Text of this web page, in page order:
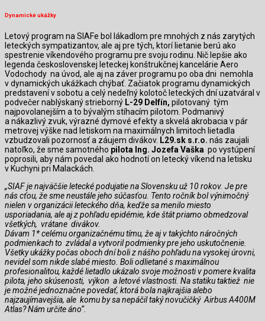
Dynamické ukážky
Letový program na SIAFe bol lákadlom pre mnohých z nás zarytých
leteckých sympatizantov, ale aj pre tých, ktorí lietanie berú ako
spestrenie víkendového programu pre svoju rodinu. Nič lepšie ako
legenda československej leteckej konštrukčnej kancelárie Aero
Vodochody na úvod, ale aj na záver programu po oba dni nemohla
v dynamických ukážkach chýbať. Začiatok programu dynamických
predstavení v sobotu a celý nedeľný kolotoč leteckých dní uzatváral v
podvečer nablýskaný strieborný L-29 Delfín, pilotovaný tým
najpovolanejším a to bývalým stíhacím pilotom. Podmanivý
a nákazlivý zvuk, výrazné dymové efekty a skvelá akrobacia v pár
metrovej výške nad letiskom na maximálnych limitoch lietadla
vzbudzovali pozornosť a záujem divákov. L29.sk s.r.o. nás zaujali
natoľko, že sme samotného pilota Ing. Jozefa Vaška po vystúpení
poprosili, aby nám povedal ako hodnotí on letecký víkend na letisku
v Kuchyni pri Malackách.
„SIAF je najväčšie letecké podujatie na Slovensku už 10 rokov. Je pre
nás cťou, že sme neustále jeho súčasťou. Tento ročník bol výnimočný
nielen v organizácii leteckého dňa, keďže sa menilo miesto
usporiadania, ale aj z pohľadu epidémie, kde štát priamo obmedzoval
všetkých, vrátane divákov.
Dávam 1* celému organizačnému tímu, že aj v takýchto náročných
podmienkach to zvládal a vytvoril podmienky pre jeho uskutočnenie.
Všetky ukážky počas oboch dní boli z nášho pohľadu na vysokej úrovni,
nevidel som nikde slabé miesto. Boli odlietané s maximálnou
profesionalitou, každé lietadlo ukázalo svoje možnosti v pomere kvalita
pilota, jeho skúsenosti, výkon a letové vlastnosti. Na statiku taktiež nie
je možné jednoznačne povedať, ktorá bola najkrajšia alebo
najzaujímavejšia, ale komu by sa nepáčil taký novučičký Airbus A400M
Atlas? Nám určite áno“.